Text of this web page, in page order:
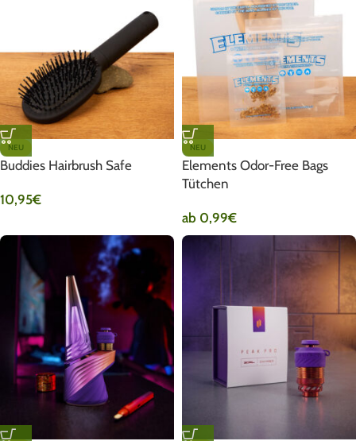
NEU
Buddies Hairbrush Safe
10,95€
NEU
Elements Odor-Free Bags
Tütchen
ab 0,99€